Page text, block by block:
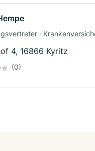
·
4, 16866 Kyritz
(0)